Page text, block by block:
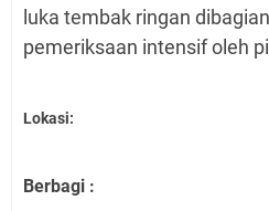
luka tembak ringan
pemeriksaan intensif oleh
Lokasi:
Berbagi :